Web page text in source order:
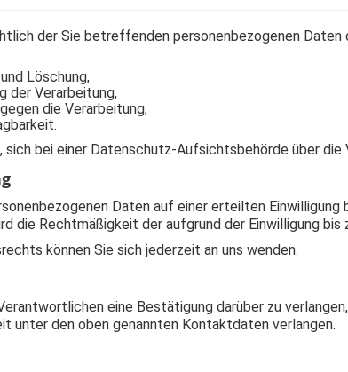
der Sie betreffenden personenbezogenen
Löschung,
der Verarbeitung,
die Verarbeitung,
sich bei einer Datenschutz-Aufsichtsbehörde über
Daten auf einer erteilten
die Rechtmäßigkeit der aufgrund der Einwilligung
können Sie sich jederzeit an uns wenden.
eine Bestätigung darüber zu
unter den oben genannten Kontaktdaten verlangen.